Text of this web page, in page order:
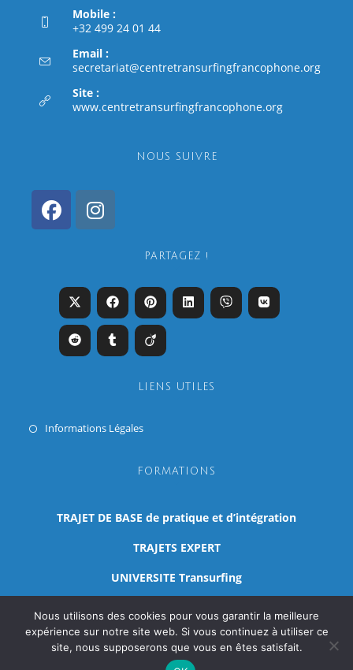
Mobile :
+32 499 24 01 44
Email :
secretariat@centretransurfingfrancophone.org
Site :
www.centretransurfingfrancophone.org
NOUS SUIVRE
PARTAGEZ !
LIENS UTILES
Informations Légales
FORMATIONS
TRAJET DE BASE de pratique et d’intégration
TRAJETS EXPERT
UNIVERSITE Transurfing
Nous utilisons des cookies pour vous garantir la meilleure
expérience sur notre site web. Si vous continuez à utiliser ce
site, nous supposerons que vous en êtes satisfait.